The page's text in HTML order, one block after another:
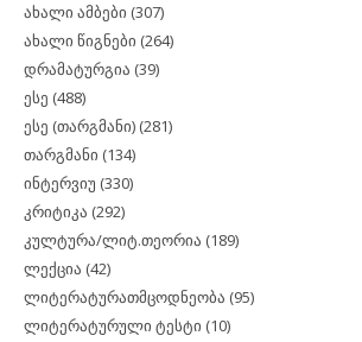
ახალი ამბები (307)
ახალი წიგნები (264)
დრამატურგია (39)
ესე (488)
ესე (თარგმანი) (281)
თარგმანი (134)
ინტერვიუ (330)
კრიტიკა (292)
კულტურა/ლიტ.თეორია (189)
ლექცია (42)
ლიტერატურათმცოდნეობა (95)
ლიტერატურული ტესტი (10)